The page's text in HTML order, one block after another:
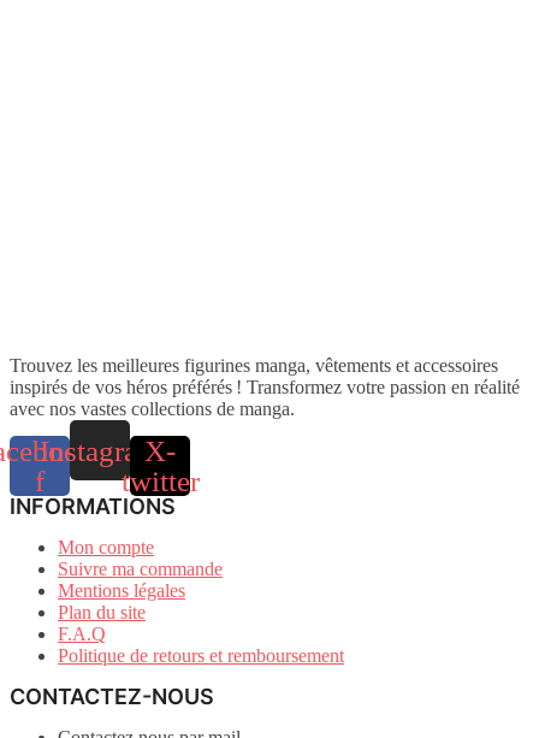
Trouvez les meilleures figurines manga, vêtements et accessoires
inspirés de vos héros préférés ! Transformez votre passion en réalité
avec nos vastes collections de manga.
f
InstagramX-
twitter
INFORMATIONS
Mon compte
Suivre ma commande
Mentions légales
Plan du site
F.A.Q
Politique de retours et remboursement
CONTACTEZ-NOUS